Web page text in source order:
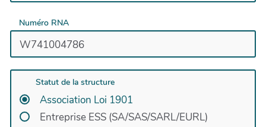
Numéro RNA
Statut de la structure
Association Loi 1901
Entreprise ESS (SA/SAS/SARL/EURL)